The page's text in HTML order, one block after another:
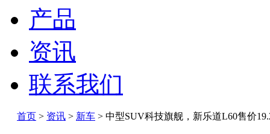
产品
资讯
联系我们
首页 > 资讯 > 新车 > 中型SUV科技旗舰，新乐道L60售价